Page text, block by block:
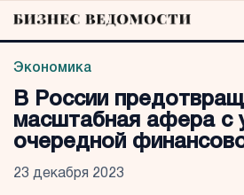
Экономика
В России
масштабная афера с
очередной
23 декабря 2023